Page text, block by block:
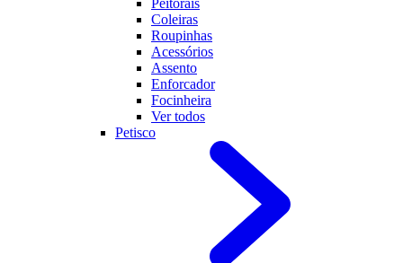
Peitorais
Coleiras
Roupinhas
Acessórios
Assento
Enforcador
Focinheira
Ver todos
Petisco